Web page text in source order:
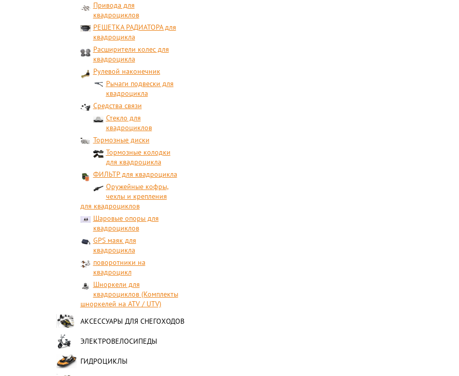
Привода для
квадроциклов
РЕШЕТКА РАДИАТОРА для
квадроцикла
Расширители колес для
квадроцикла
Рулевой наконечник
Рычаги подвески для
квадроцикла
Средства связи
Стекло для
квадроциклов
Тормозные диски
Тормозные колодки
для квадроцикла
ФИЛЬТР для квадроцикла
Оружейные кофры,
чехлы и крепления
для квадроциклов
Шаровые опоры для
квадроциклов
GPS маяк для
квадроцикла
поворотники на
квадроцикл
Шноркели для
квадроциклов (Комплекты
шноркелей на ATV / UTV)
АКСЕССУАРЫ ДЛЯ СНЕГОХОДОВ
ЭЛЕКТРОВЕЛОСИПЕДЫ
ГИДРОЦИКЛЫ